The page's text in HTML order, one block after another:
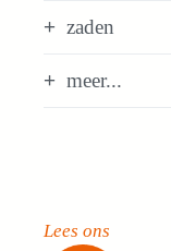
zaden
meer...
Lees ons